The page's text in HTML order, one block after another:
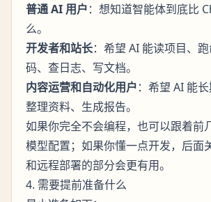
普通 AI 用户：想知道智能体到底比
么。
开发者和站长：希望 AI 能读项目、
码、查日志、写文档。
内容运营和自动化用户：希望 AI 能长
整理资料、生成报告。
如果你完全不会编程，也可以跟着前
模型配置；如果你懂一点开发，后面
和远程部署的部分会更有用。
4. 需要提前准备什么